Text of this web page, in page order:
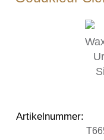
Artikelnummer: